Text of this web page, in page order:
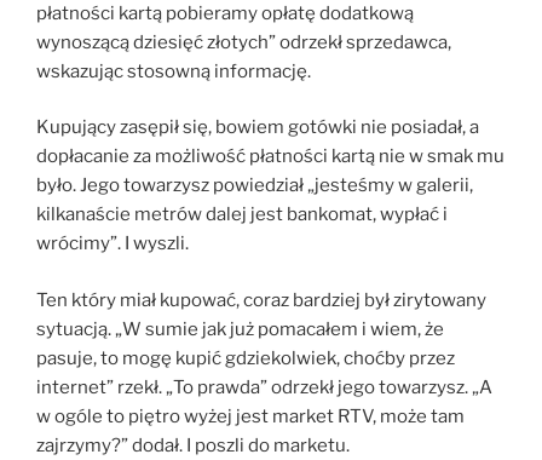
płatności kartą pobieramy opłatę dodatkową
wynoszącą dziesięć złotych” odrzekł sprzedawca,
wskazując stosowną informację.
Kupujący zasępił się, bowiem gotówki nie posiadał, a
dopłacanie za możliwość płatności kartą nie w smak mu
było. Jego towarzysz powiedział „jesteśmy w galerii,
kilkanaście metrów dalej jest bankomat, wypłać i
wrócimy”. I wyszli.
Ten który miał kupować, coraz bardziej był zirytowany
sytuacją. „W sumie jak już pomacałem i wiem, że
pasuje, to mogę kupić gdziekolwiek, choćby przez
internet” rzekł. „To prawda” odrzekł jego towarzysz. „A
w ogóle to piętro wyżej jest market RTV, może tam
zajrzymy?” dodał. I poszli do marketu.